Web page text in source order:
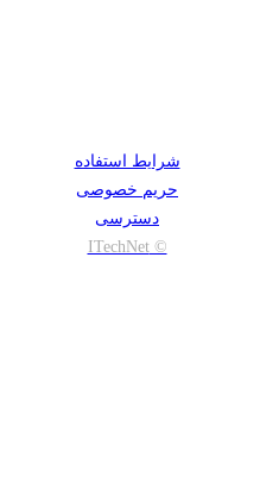
شرایط استفاده
حریم خصوصی
دسترسی
© ITechNet